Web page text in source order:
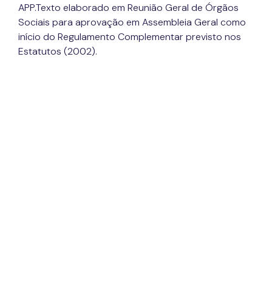
APP.Texto elaborado em Reunião Geral de Órgãos
Sociais para aprovação em Assembleia Geral como
início do Regulamento Complementar previsto nos
Estatutos (2002).